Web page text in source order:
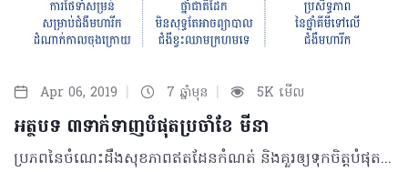
Apr 06, 2019 | 7 ឆ្នាំមុន | 5K មើល
អត្ថបទ ៣ទាក់ទាញបំផុតប្រចាំខែ មីនា
ប្រភពនៃចំណេះដឹងសុខភាពឥតដែនកំណត់ និងគួរឲ្យទុកចិត្តបំផុតនៅតែបន្តចេញផ្សាយនូវអត្ថបទក្រោមប្រធានបទគួរឲ្យចាប់អារម្មណ៍ជាច្រើនដើម្បីផ្តល់ជូនមិត្តអ្នកអាននូវចំណេះដឹងអំពីការថែទាំសុខភាព និងការរស់នៅប្រកបដោយសុខភាពល្អ ក៏ដូចជាការណែនាំអំពីជំងឺផ្សេងៗរួមមានទាំងវិធីបង្ការព្យាបាល រោគវិនិច្ឆ័យ និងចំណុចសំខាន់ផ្សេងៗទៀត។ ក្នុងចំណោមអត្ថបទដែលបានដាក់ចេញ ក៏មានអត្ថបទចំនួន ៣ដែលត្រូវបានប្រិយមិត្តអ្នកអានចូលអានច្រើនជាងគេប្រចាំខែ មីនា នេះ ដែលរួមមានដូចខាងក្រោម… ១-ការថែទាំសម្រន់សម្រាប់ជំងឺមហារីកដំណាក់កាលចុងក្រោយ យោងតាម វេជ្ជបណ្ឌិត ម៉េង ឡាង ឯកទេសជំងឺទូទៅ និងជំនាញថែទាំសម្រន់នៃអង្គការបំបាត់ការឈឺចាប់គ្មានព្រំដែន (DSF) បានឲ្យនិយមន័យ ការថែទាំសម្រន់ (Palliative care) គឺសំដៅទៅលើការលើកកម្ពស់គុណភាពជីវិតរបស់អ្នកជំងឺដែលប្រឈមការបាត់បង់ជីវិតទាំងផ្នែកផ្លូវកាយ ផ្លូវចិត្ត សង្គម និងជំនឿសាសនា។ គោលបំណងចម្បងមិនមែនដើម្បីព្យាបាលឲ្យជាសះស្បើយនោះទេ ប៉ុន្តែដើម្បីការពារ និងកាត់បន្ថយការឈឺចាប់ បំបាត់រោគសញ្ញារំខានផ្សេងៗដូចជាពិបាកដកដង្ហើម ក្អក ដង្ហក់។ល។ អ្នកជំងឺដែលត្រូវការការថែទាំសម្រន់ អ្នកជំងឺដែលស្ថានភាពជំងឺរបស់ពួកគាត់ធ្ងន់ធ្ងរហើយមិនអាចធ្វើការព្យាបាលឲ្យជាសះស្បើយបានជាពិសេសគឺជំងឺមហារីក។ អ្នកជំងឺផ្សេងទៀតដែលអាចទទួលបានការថែទាំសម្រន់ផងដែរគឺអ្នកជំងឺខ្សោយសរីរាង្គដំណាក់កាលចុងក្រោយ ដូចជាជំងឺក្រិនថ្លើមធ្ងន់ធ្ងរដែលអាចវិវឌ្ឃជាទាចទឹក និងជំងឺខ្សោយផ្លូវដង្ហើមធ្ងន់ធ្ងរដែលនាំឲ្យមានទឹកក្នុងសួតជាដើម។ ចង់ដឹងបន្ថែមពីបញ្ហានេះសូមចូល៖ http://healthtime.tips/library/article/1884 ២-ថ្នាំជាតិដែកមិនសុទ្ធតែអាចព្យាបាលជំងឺខ្វះឈាមក្រហមទេ កង្វះឈាមក្រហម (Anemia) មិនមែនជាជំងឺនោះទេ តែជារោគសញ្ញាបាត់បង់គ្រាប់ឈាមក្រហមដែលបណ្តាលមកពីមូលហេតុច្រើនយ៉ាង។ មកដល់ពេលនេះ មិនមានការសិក្សាពីអត្រានៃជំងឺនេះទេ ព្រោះមូលហេតុរបស់វាមានច្រើនដែលតម្រូវឲ្យអ្នកជំងឺទៅព្យាបាលតាមឯកទេសនៃមូលហេតុ នេះបើតាមការបកស្រាយរបស់ វេជ្ជបណ្ឌិត សុខ សុធា ឯកទេសជំងឺឈាម និងជំងឺមហារីក នៅមជ្ឈមណ្ឌលជាតិជំងឺមហារីកនៃមន្ទីរពេទ្យកាល់ម៉ែត។ បញ្ហាកង្វះឈាមក្រហមមិនត្រូវបានបែងចែកជាដំណាក់កាលដូចជំងឺមហារីកទេ។ ទោះបីជាយ៉ាងណាក្រុមគ្រូពេទ្យឯកទេសអាចធ្វើការវាយតម្លៃស្ថានភាពធ្ងន់ធ្ងរនៃរោគសញ្ញានេះដោយយោងទៅតាមកម្រិតថយចុះរបស់អេម៉ូក្លូប៊ីនរបស់គ្រាប់ឈាមក្រហម (Hemoglobin) បូករួមជាមួយរោគសញ្ញាគ្លីនិកផ្សេងៗដែលអ្នកជំងឺកំពុងមានជាក់ស្តែង (Anemia tolerance) មុននឹងធ្វើការសម្រេចចិត្តជ្រើសរើសវិធីសាស្ត្រព្យាបាលដែលសមស្របដើម្បីផ្តល់ជូនអ្នកជំងឺ។ អាចអានបន្ថែមតាមរយៈ៖ http://healthtime.tips/library/article/1892 ៣-ប្រសិទ្ធភាពនៃថ្នាំគីមីទៅលើជំងឺមហារីក តាមការមានប្រសាសន៍របស់វេជ្ជបណ្ឌិត សុខ សុធា ឯកទេសជំងឺឈាម និងជំងឺមហារីក នៅមជ្ឈមណ្ឌលជាតិជំងឺមហារីកនៃមន្ទីរពេទ្យកាល់ម៉ែត បានឲ្យដឹងថាការព្យាបាលដោយថ្នាំគីមី ឬភាសាបច្ចេកទេសហៅថា Chemotherapy ជាការព្យាបាលដោយថ្នាំដែលមានប្រសិទ្ធភាពទៅសម្លាប់កោសិកាមហារីកតាមរយៈការបញ្ឈប់ការលូតលាស់ និងការបំបែកខ្លួនរបស់កោសិកាមហារីក។ គោលបំណងចម្បង ៣នៃការព្យាបាលដោយថ្នាំគីមីរួមមាន៖ • ធ្វើឲ្យជំងឺមហារីកជាសះស្បើយ • ទប់មហារីកកុំឲ្យមានការលូតលាស់លឿន និងពន្យារអាយុជីវិតរបស់អ្នកជំងឺ • បន្ថយការឈឺចាប់។ ស្វែងយល់កាន់តែច្បាស់តាមរយៈ៖ http://healthtime.tips/library/article/1876 ©2019 រក្សាសិទ្ធិគ្រប់យ៉ាង​ដោយ Healthtime Corporation ចំពោះគ្រប់អត្ថបទដោយគ្មានផ្នែកណាមួយត្រូវបោះពុម្ពផ្សាយចូល ប្រព័ន្ធអុីនធឺណែតឧបករណ៍អេឡិចត្រូនិកអាត់ជាសំឡេងឬថតចំលងគ្រប់រូបភាពដោយគ្មានការអនុញ្ញាតឡើយ